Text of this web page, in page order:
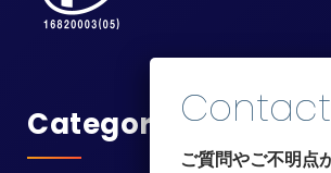
Categories
ご質問やご不明点